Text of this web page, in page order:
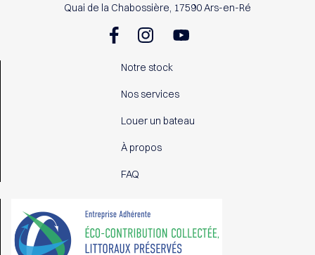
Quai de la Chabossière, 17590 Ars-en-Ré
Notre stock
Nos services
Louer un bateau
À propos
FAQ